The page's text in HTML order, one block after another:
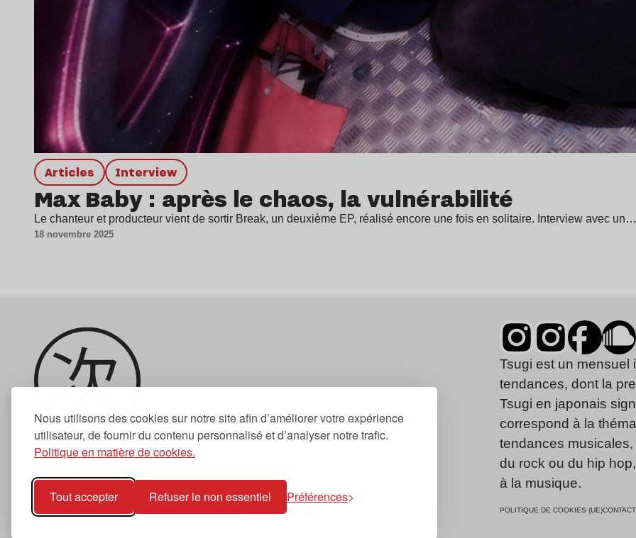
Nous utilisons des cookies sur notre site afin d’améliorer votre expérience
utilisateur, de fournir du contenu personnalisé et d’analyser notre trafic.
Politique en matière de cookies.
Tout accepter Refuser le non essentiel Préférences
Articles interview
Max Baby : après le chaos, la vulnérabilité
Le chanteur et producteur vient de sortir Break, un deuxième EP, réalisé encore une fois en solitaire. Interview avec un…
18 novembre 2025
Newsletter
S'abonner
Tsugi est un mensuel
tendances, dont la
Tsugi en japonais
correspond à la
tendances
du rock ou du hip
à la musique.
POLITIQUE DE COOKIES (UE)CONTACT